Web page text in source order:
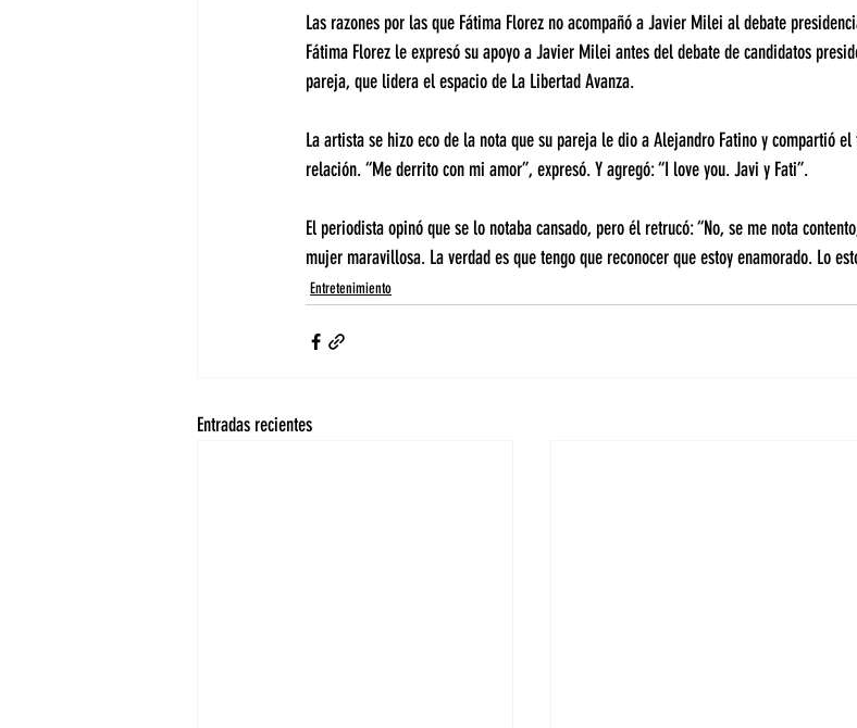
Las razones por las que Fátima Florez no acompañó a Javier Milei al debate
Fátima Florez le expresó su apoyo a Javier Milei antes del debate de candidatos
pareja, que lidera el espacio de La Libertad Avanza.
La artista se hizo eco de la nota que su pareja le dio a Alejandro Fatino y compartió
relación. “Me derrito con mi amor”, expresó. Y agregó: “I love you. Javi y Fati”.
El periodista opinó que se lo notaba cansado, pero él retrucó: “No, se me nota
mujer maravillosa. La verdad es que tengo que reconocer que estoy enamorado. Lo
Entretenimiento
Entradas recientes